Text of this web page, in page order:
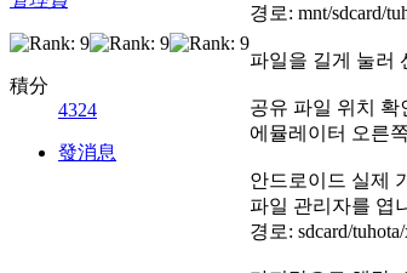
積分
4324
發消息
경로: mnt/sdcard/
파일을 길게 눌러
공유 파일 위치 확
에뮬레이터 오른
안드로이드 실제
파일 관리자를 엽
경로: sdcard/